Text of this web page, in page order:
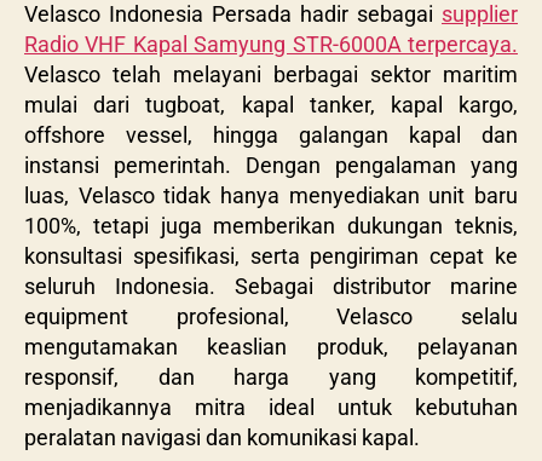
Velasco Indonesia Persada hadir sebagai supplier
Radio VHF Kapal Samyung STR-6000A terpercaya.
Velasco telah melayani berbagai sektor maritim
mulai dari tugboat, kapal tanker, kapal kargo,
offshore vessel, hingga galangan kapal dan
instansi pemerintah. Dengan pengalaman yang
luas, Velasco tidak hanya menyediakan unit baru
100%, tetapi juga memberikan dukungan teknis,
konsultasi spesifikasi, serta pengiriman cepat ke
seluruh Indonesia. Sebagai distributor marine
equipment profesional, Velasco selalu
mengutamakan keaslian produk, pelayanan
responsif, dan harga yang kompetitif,
menjadikannya mitra ideal untuk kebutuhan
peralatan navigasi dan komunikasi kapal.